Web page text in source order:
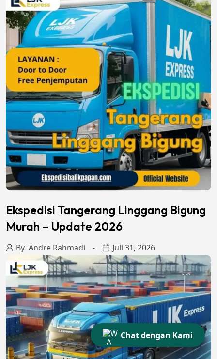
Ekspedisi Tangerang Linggang Bigung
Murah – Update 2026
By Andre Rahmadi Juli 31, 2026
Chat dengan Kami